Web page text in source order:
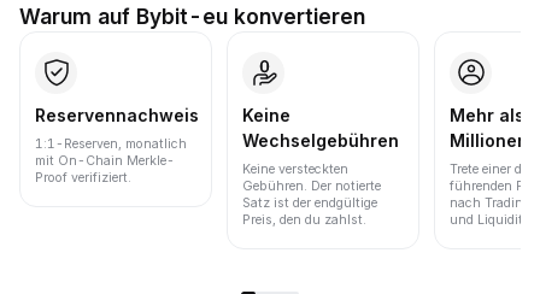
Warum auf Bybit-eu konvertieren
Reservennachweis
1:1-Reserven, monatlich
mit On-Chain Merkle-
Proof verifiziert.
Keine
Wechselgebühren
Keine versteckten
Gebühren. Der notierte
Satz ist der endgültige
Preis, den du zahlst.
Mehr als
Millionen
Trete einer der
führenden
nach Trading-
und Liquidität